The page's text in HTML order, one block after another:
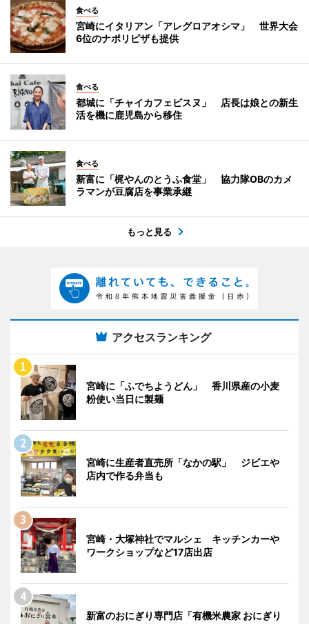
食べる
宮崎にイタリアン「アレグロアオシマ」 世界大会
6位のナポリピザも提供
食べる
都城に「チャイカフェビスヌ」 店長は娘との新生
活を機に鹿児島から移住
食べる
新富に「梶やんのとうふ食堂」 協力隊OBのカメ
ラマンが豆腐店を事業承継
もっと見る
アクセスランキング
宮崎に「ふでちようどん」 香川県産の小麦
粉使い当日に製麺
宮崎に生産者直売所「なかの駅」 ジビエや
店内で作る弁当も
宮崎・大塚神社でマルシェ キッチンカーや
ワークショップなど17店出店
新富のおにぎり専門店「有機米農家 おにぎり